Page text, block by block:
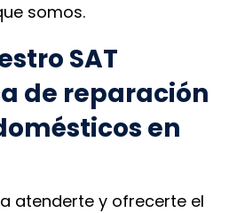
somos.
SAT
de reparación
en
atenderte y ofrecerte el